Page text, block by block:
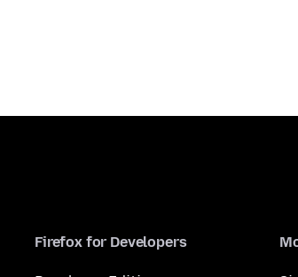
Firefox for Developers